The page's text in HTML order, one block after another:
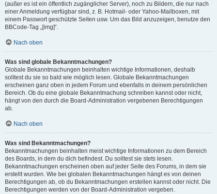
(außer es ist ein öffentlich zugänglicher Server), noch zu Bildern, die nur nach
einer Anmeldung verfügbar sind, z. B. Hotmail- oder Yahoo-Mailboxen, mit
einem Passwort geschützte Seiten usw. Um das Bild anzuzeigen, benutze den
BBCode-Tag „[img]“.
Nach oben
Was sind globale Bekanntmachungen?
Globale Bekanntmachungen beinhalten wichtige Informationen, deshalb
solltest du sie so bald wie möglich lesen. Globale Bekanntmachungen
erscheinen ganz oben in jedem Forum und ebenfalls in deinem persönlichen
Bereich. Ob du eine globale Bekanntmachung schreiben kannst oder nicht,
hängt von den durch die Board-Administration vergebenen Berechtigungen
ab.
Nach oben
Was sind Bekanntmachungen?
Bekanntmachungen beinhalten meist wichtige Informationen zu dem Bereich
des Boards, in dem du dich befindest. Du solltest sie stets lesen.
Bekanntmachungen erscheinen oben auf jeder Seite des Forums, in dem sie
erstellt wurden. Wie bei globalen Bekanntmachungen hängt es von deinen
Berechtigungen ab, ob du Bekanntmachungen erstellen kannst oder nicht. Die
Berechtigungen werden von der Board-Administration vergeben.